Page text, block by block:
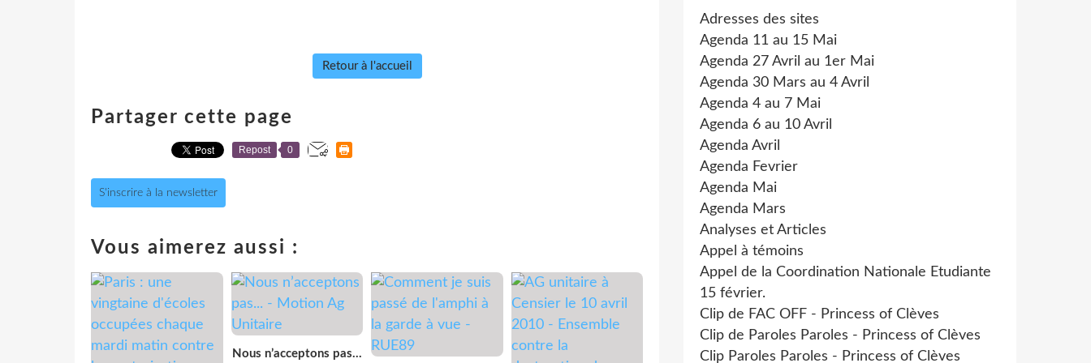
Retour à l'accueil
Partager cette page
Repost 0
S'inscrire à la newsletter
Vous aimerez aussi :
Nous n’acceptons pas...
Adresses des sites
Agenda 11 au 15 Mai
Agenda 27 Avril au 1er Mai
Agenda 30 Mars au 4 Avril
Agenda 4 au 7 Mai
Agenda 6 au 10 Avril
Agenda Avril
Agenda Fevrier
Agenda Mai
Agenda Mars
Analyses et Articles
Appel à témoins
Appel de la Coordination Nationale Etudiante
15 février.
Clip de FAC OFF - Princess of Clèves
Clip de Paroles Paroles - Princess of Clèves
Clip Paroles Paroles - Princess of Clèves